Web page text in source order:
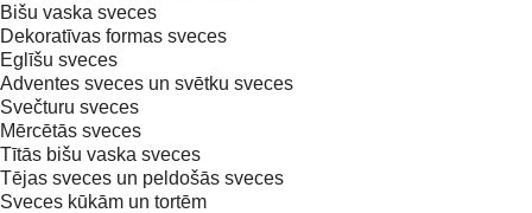
Bišu vaska sveces
Dekoratīvas formas sveces
Eglīšu sveces
Adventes sveces un svētku sveces
Svečturu sveces
Mērcētās sveces
Tītās bišu vaska sveces
Tējas sveces un peldošās sveces
Sveces kūkām un tortēm